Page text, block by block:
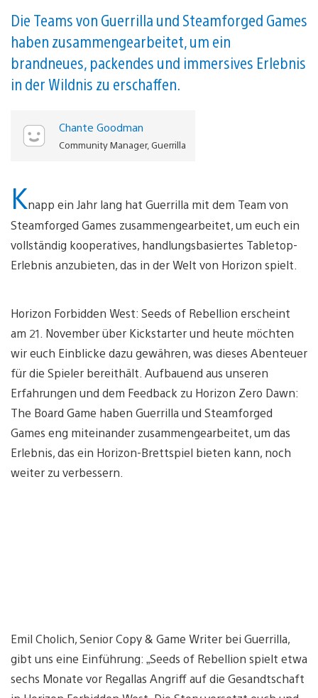
Die Teams von Guerrilla und Steamforged Games
haben zusammengearbeitet, um ein
brandneues, packendes und immersives Erlebnis
in der Wildnis zu erschaffen.
Chante Goodman
Community Manager, Guerrilla
Knapp ein Jahr lang hat Guerrilla mit dem Team von
Steamforged Games zusammengearbeitet, um euch ein
vollständig kooperatives, handlungsbasiertes Tabletop-
Erlebnis anzubieten, das in der Welt von Horizon spielt.
Horizon Forbidden West: Seeds of Rebellion erscheint
am 21. November über Kickstarter und heute möchten
wir euch Einblicke dazu gewähren, was dieses Abenteuer
für die Spieler bereithält. Aufbauend aus unseren
Erfahrungen und dem Feedback zu Horizon Zero Dawn:
The Board Game haben Guerrilla und Steamforged
Games eng miteinander zusammengearbeitet, um das
Erlebnis, das ein Horizon-Brettspiel bieten kann, noch
weiter zu verbessern.
Emil Cholich, Senior Copy & Game Writer bei Guerrilla,
gibt uns eine Einführung: „Seeds of Rebellion spielt etwa
sechs Monate vor Regallas Angriff auf die Gesandtschaft